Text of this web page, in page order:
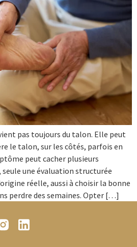
pas toujours du talon. Elle peut
le talon, sur les côtés, parfois en
peut cacher plusieurs
seule une évaluation structurée
réelle, aussi à choisir la bonne
perdre des semaines. Opter […]